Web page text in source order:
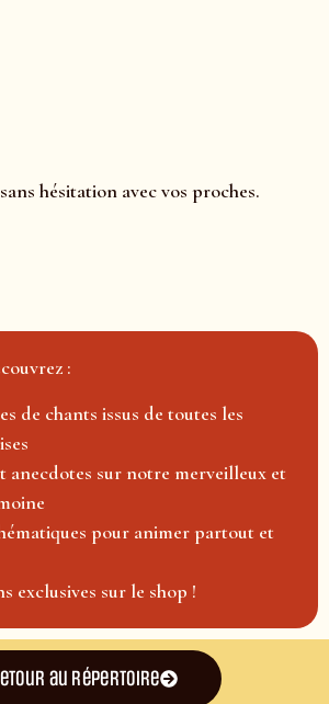
hésitation avec vos proches.
:
de chants issus de toutes les
anecdotes sur notre merveilleux et
pour animer partout et
exclusives sur le shop !
au répertoire